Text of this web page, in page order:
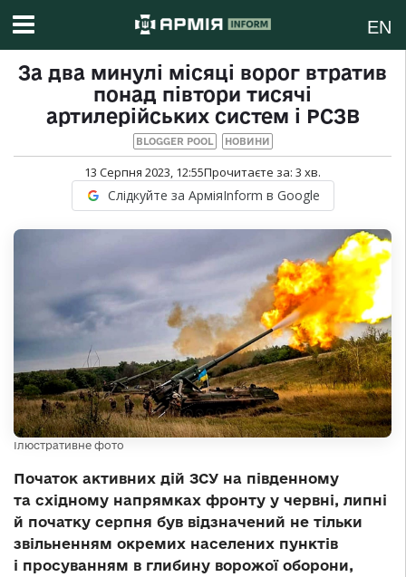
EN
За два минулі місяці ворог втратив
понад півтори тисячі
артилерійських систем і РСЗВ
BLOGGER POOL НОВИНИ
13 Серпня 2023, 12:55Прочитаєте за: 3 хв.
Слідкуйте за АрміяInform в Google
Ілюстративне фото
Початок активних дій ЗСУ на південному
та східному напрямках фронту у червні, липні
й початку серпня був відзначений не тільки
звільненням окремих населених пунктів
і просуванням в глибину ворожої оборони,